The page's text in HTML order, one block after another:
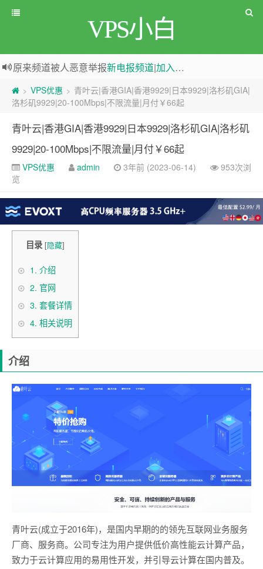
VPS小白
原来频道被人恶意举报新电报频道|加入电报群
greenwebpage|香港|日本|新加坡|美国等多地vps测评|移动直连|1Gbps带宽|年付€29
> VPS优惠 > 青叶云|香港GIA|香港9929|日本9929|洛杉矶GIA|
洛杉矶9929|20-100Mbps|不限流量|月付￥66起
青叶云|香港GIA|香港9929|日本9929|洛杉矶GIA|洛杉矶
9929|20-100Mbps|不限流量|月付￥66起
VPS优惠 admin 3年前 (2023-06-14)
953次浏
览
目录 [隐藏]
1. 介绍
2. 官网
3. 套餐详情
4. 相关说明
介绍
青叶云(成立于2016年)，是国内早期的的领先互联网业务服务
厂商、服务商。公司专注为用户提供低价高性能云计算产品，
致力于云计算应用的易用性开发，并引导云计算在国内普及。